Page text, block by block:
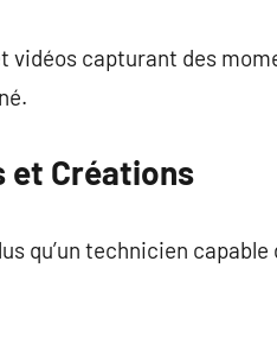
vidéos capturant des
et Créations
qu’un technicien